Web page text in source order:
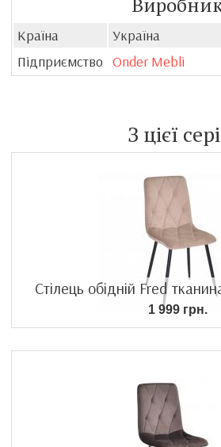
Країна
Україна
Підприємство Onder Mebli
З цієї
Стілець обідній Fred
1 999 грн.